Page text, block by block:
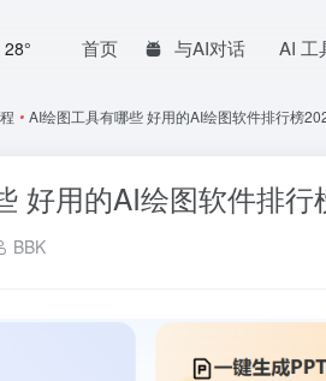
28° 首页 与AI对话 AI 工
• AI绘图工具有哪些 好用的AI绘图软件排行榜
好用的AI绘图软件排行
BBK